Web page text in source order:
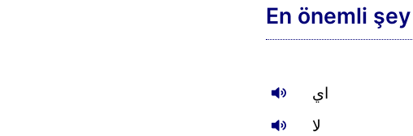
En önemli şey
اي
لا